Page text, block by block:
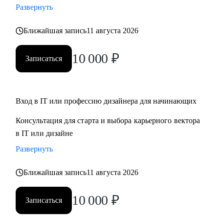
• Для дизайнеров, UI, UX, продуктовых дизайнеров
• Тем, кто хочет стать дизайнером в IT
• Тем, кто хочет войти в IT и начать строить карьеру с нуля,
но не знает с чего начать
Обращайся ко мне, если нужна помощь с
определением куда и как расти
Развернуть
Ближайшая запись11 августа 2026
Записаться 10 000 ₽
Вход в IT или профессию дизайнера для начинающих
Консультация для старта и выбора карьерного вектора
в IT или дизайне
Развернуть
Ближайшая запись11 августа 2026
Записаться 10 000 ₽